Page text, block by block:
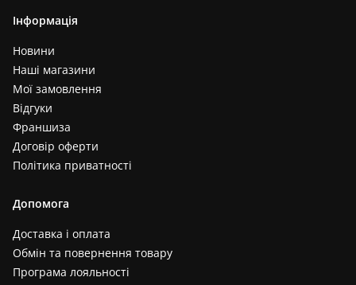
Інформація
Новини
Наші магазини
Мої замовлення
Відгуки
Франшиза
Договір оферти
Політика приватності
Допомога
Доставка і оплата
Обмін та повернення товару
Програма лояльності